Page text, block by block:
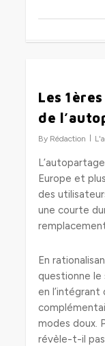
Les
de
By Rédaction
Europe et
des
une courte
En
questionne
en
modes doux.
révèle-t-il